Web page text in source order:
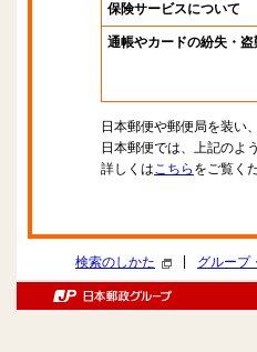
保険サービスについて
通帳やカードの紛失・
日本郵便や郵便局を装い
日本郵便では、上記のよ
詳しくはこちら をご覧く
検索のしかた グループ